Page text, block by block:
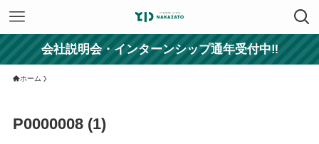
会社説明会・インターンシップ通年受付中‼
ホーム
P0000008 (1)